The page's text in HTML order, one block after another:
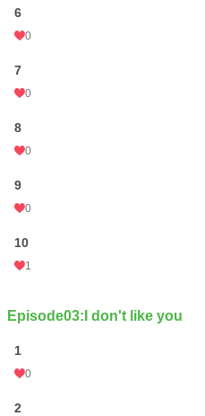
6
0
7
0
8
0
9
0
10
1
Episode03:I don't like you
1
0
2